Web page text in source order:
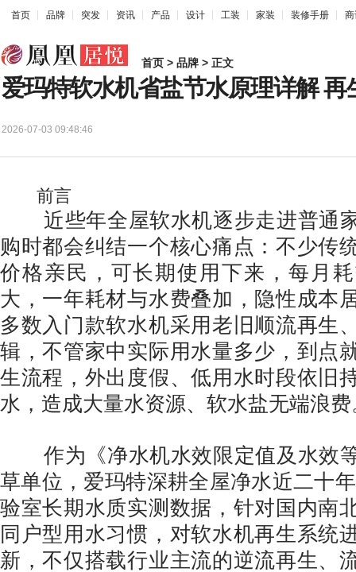
首页 品牌 突发 资讯 产品 设计 工装 家装 装修手册
首页 > 品牌 > 正文
爱玛特软水机省盐节水原理详解 再
2026-07-03 09:48:46
前言
近些年全屋软水机逐步走进普通
购时都会纠结一个核心痛点：不少传
价格亲民，可长期使用下来，每月
大，一年耗材与水费叠加，隐性成本
多数入门款软水机采用老旧顺流再生
辑，不管家中实际用水量多少，到点
生流程，外出度假、低用水时段依旧
水，造成大量水资源、软水盐无端浪费
作为《净水机水效限定值及水效
草单位，爱玛特深耕全屋净水近二十
验室长期水质实测数据，针对国内南
同户型用水习惯，对软水机再生系统
新，不仅搭载行业主流的逆流再生、